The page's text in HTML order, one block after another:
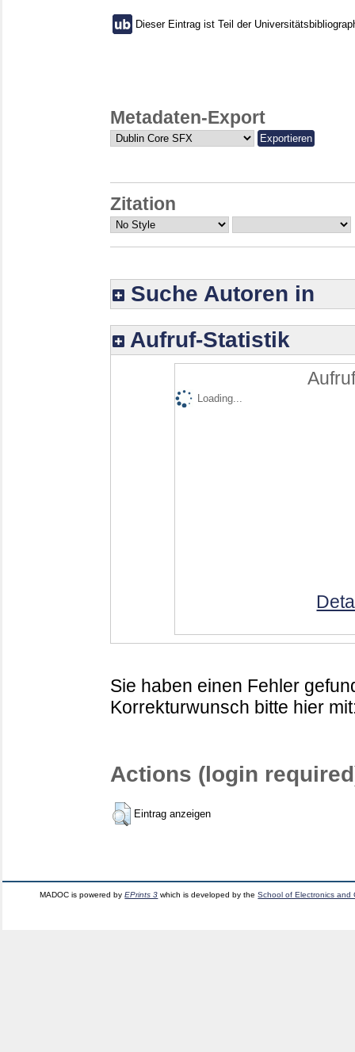
Dieser Eintrag ist Teil der
Metadaten-Export
Zitation
Suche Autoren in
Aufruf-Statistik
Loading...
Sie haben einen Fehler
Korrekturwunsch bitte hier
Actions (login
Eintrag anzeigen
MADOC is powered byEPrints 3 which is developed by theSchool of Electronics and